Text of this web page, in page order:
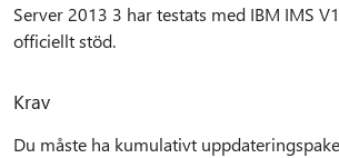
Server 2013 3 har testats med IBM IMS
officiellt stöd.
Krav
Du måste ha kumulativt